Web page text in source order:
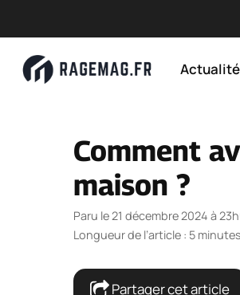
Comment
maison ?
Paru le 21 décembre 2024 à
Longueur de l’article : 5 minutes
Partager cet article